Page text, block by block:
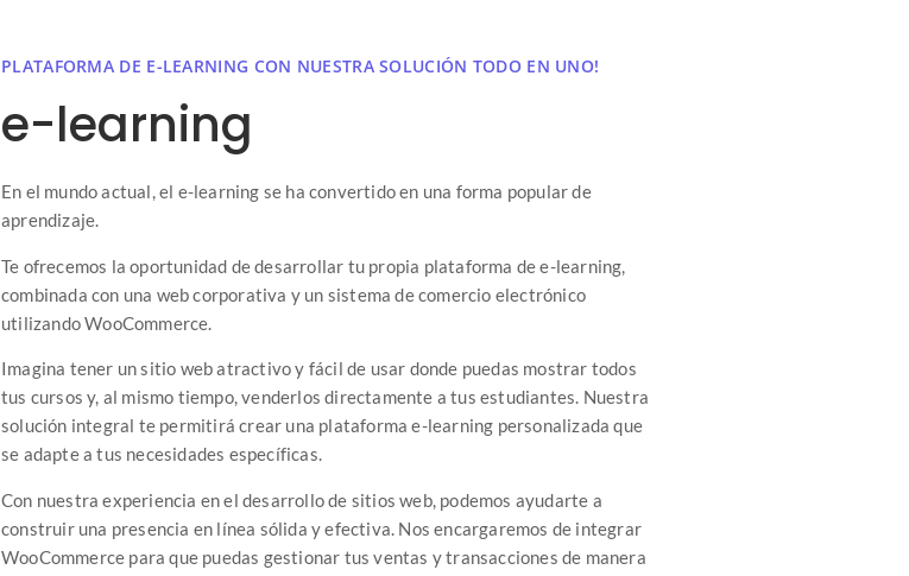
PLATAFORMA DE E-LEARNING CON NUESTRA SOLUCIÓN TODO EN UNO!
e-learning
En el mundo actual, el e-learning se ha convertido en una forma popular de
aprendizaje.
Te ofrecemos la oportunidad de desarrollar tu propia plataforma de e-learning,
combinada con una web corporativa y un sistema de comercio electrónico
utilizando WooCommerce.
Imagina tener un sitio web atractivo y fácil de usar donde puedas mostrar todos
tus cursos y, al mismo tiempo, venderlos directamente a tus estudiantes. Nuestra
solución integral te permitirá crear una plataforma e-learning personalizada que
se adapte a tus necesidades específicas.
Con nuestra experiencia en el desarrollo de sitios web, podemos ayudarte a
construir una presencia en línea sólida y efectiva. Nos encargaremos de integrar
WooCommerce para que puedas gestionar tus ventas y transacciones de manera